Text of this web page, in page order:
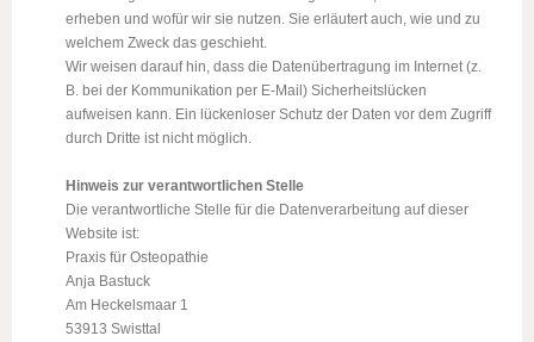
erheben und wofür wir sie nutzen. Sie erläutert auch, wie und zu
welchem Zweck das geschieht.
Wir weisen darauf hin, dass die Datenübertragung im Internet (z.
B. bei der Kommunikation per E-Mail) Sicherheitslücken
aufweisen kann. Ein lückenloser Schutz der Daten vor dem Zugriff
durch Dritte ist nicht möglich.
Hinweis zur verantwortlichen Stelle
Die verantwortliche Stelle für die Datenverarbeitung auf dieser
Website ist:
Praxis für Osteopathie
Anja Bastuck
Am Heckelsmaar 1
53913 Swisttal